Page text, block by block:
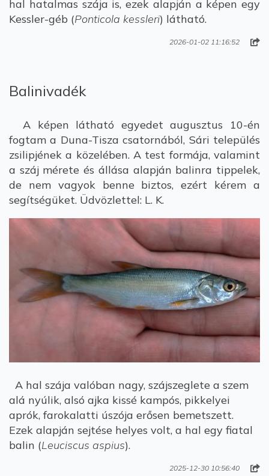
hal hatalmas szája is, ezek alapján a képen egy
Kessler-géb (Ponticola kessleri) látható.
2026-01-02 11:16:52
Balinivadék
A képen látható egyedet augusztus 10-én
fogtam a Duna-Tisza csatornából, Sári település
zsilipjének a közelében. A test formája, valamint
a száj mérete és állása alapján balinra tippelek,
de nem vagyok benne biztos, ezért kérem a
segítségüket. Üdvözlettel: L. K.
A hal szája valóban nagy, szájszeglete a szem
alá nyúlik, alsó ajka kissé kampós, pikkelyei
aprók, farokalatti úszója erősen bemetszett.
Ezek alapján sejtése helyes volt, a hal egy fiatal
balin (Leuciscus aspius).
2025-12-30 10:56:40